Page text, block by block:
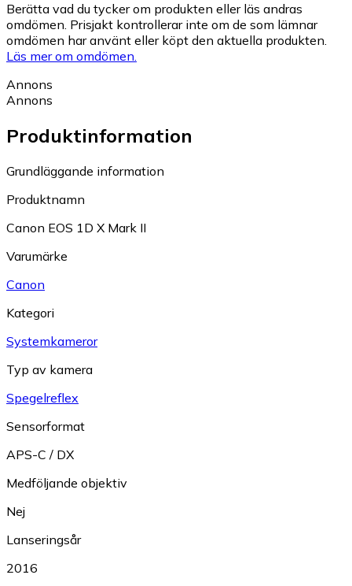
Berätta vad du tycker om produkten eller läs andras
omdömen. Prisjakt kontrollerar inte om de som lämnar
omdömen har använt eller köpt den aktuella produkten.
Läs mer om omdömen.
Annons
Annons
Produktinformation
Grundläggande information
Produktnamn
Canon EOS 1D X Mark II
Varumärke
Canon
Kategori
Systemkameror
Typ av kamera
Spegelreflex
Sensorformat
APS-C / DX
Medföljande objektiv
Nej
Lanseringsår
2016